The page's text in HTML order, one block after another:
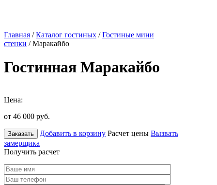
Главная /Каталог гостиных /Гостиные мини
стенки / Маракайбо
Гостинная Маракайбо
Цена:
от 46 000 руб.
Заказать Добавить в корзину Расчет цены Вызвать
замерщика
Получить расчет